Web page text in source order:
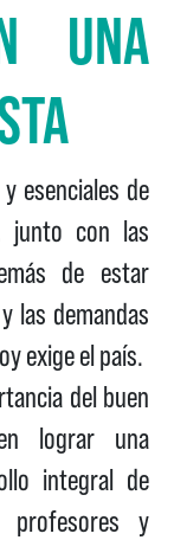
UNA
esenciales de
junto con las
de estar
las demandas
exige el país.
del buen
lograr una
integral de
profesores y